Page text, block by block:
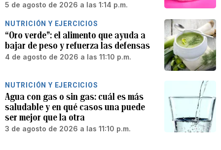
5 de agosto de 2026 a las 1:14 p.m.
NUTRICIÓN Y EJERCICIOS
“Oro verde”: el alimento que ayuda a
bajar de peso y refuerza las defensas
4 de agosto de 2026 a las 11:10 p.m.
NUTRICIÓN Y EJERCICIOS
Agua con gas o sin gas: cuál es más
saludable y en qué casos una puede
ser mejor que la otra
3 de agosto de 2026 a las 11:10 p.m.